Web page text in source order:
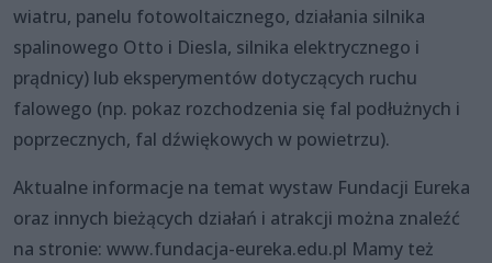
wiatru, panelu fotowoltaicznego, działania silnika
spalinowego Otto i Diesla, silnika elektrycznego i
prądnicy) lub eksperymentów dotyczących ruchu
falowego (np. pokaz rozchodzenia się fal podłużnych i
poprzecznych, fal dźwiękowych w powietrzu).
Aktualne informacje na temat wystaw Fundacji Eureka
oraz innych bieżących działań i atrakcji można znaleźć
na stronie: www.fundacja-eureka.edu.pl Mamy też